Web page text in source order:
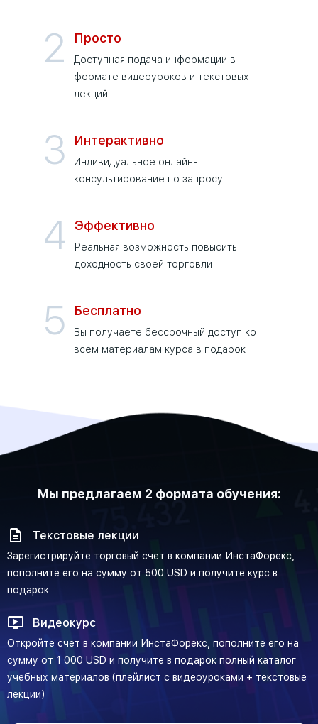
2 Просто
Доступная подача информации в
формате видеоуроков и текстовых
лекций
3 Интерактивно
Индивидуальное онлайн-
консультирование по запросу
4 Эффективно
Реальная возможность повысить
доходность своей торговли
5 Бесплатно
Вы получаете бессрочный доступ ко
всем материалам курса в подарок
Мы предлагаем 2 формата обучения:
Текстовые лекции
Зарегистрируйте торговый счет в компании ИнстаФорекс,
пополните его на сумму от 500 USD и получите курс в
подарок
Видеокурс
Откройте счет в компании ИнстаФорекс, пополните его на
сумму от 1 000 USD и получите в подарок полный каталог
учебных материалов (плейлист с видеоуроками + текстовые
лекции)